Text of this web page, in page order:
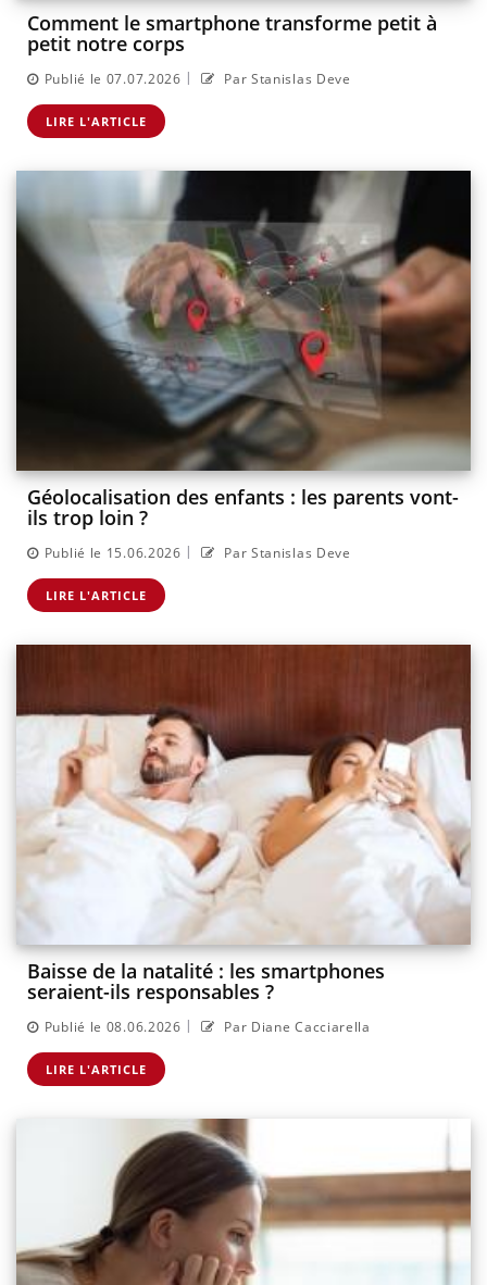
Comment le smartphone transforme petit à
petit notre corps
Publié le 07.07.2026 | Par Stanislas Deve
LIRE L'ARTICLE
Géolocalisation des enfants : les parents vont-
ils trop loin ?
Publié le 15.06.2026 | Par Stanislas Deve
LIRE L'ARTICLE
Baisse de la natalité : les smartphones
seraient-ils responsables ?
Publié le 08.06.2026 | Par Diane Cacciarella
LIRE L'ARTICLE